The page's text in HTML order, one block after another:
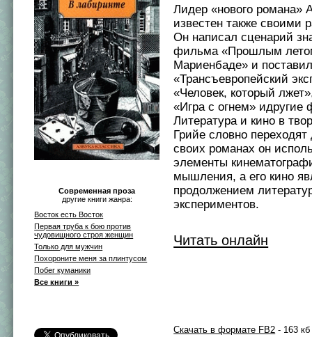
Современная проза
другие книги жанра:
Восток есть Восток
Первая труба к бою против
чудовищного строя женщин
Только для мужчин
Похороните меня за плинтусом
Побег куманики
Все книги »
Лидер «нового романа»
известен также своими
Он написал сценарий
фильма «Прошлым
Мариенбаде» и
«Трансъевропейский
«Человек, который
«Игра с огнем»
Литература и кино в
Грийе словно переходят
своих романах он
элементы
мышления, а его кино
продолжением
экспериментов.
Читать онлайн
Скачать в формате FB2 - 163 кб